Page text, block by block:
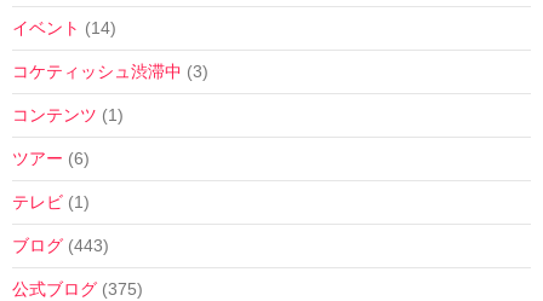
イベント (14)
コケティッシュ渋滞中 (3)
コンテンツ (1)
ツアー (6)
テレビ (1)
ブログ (443)
公式ブログ (375)